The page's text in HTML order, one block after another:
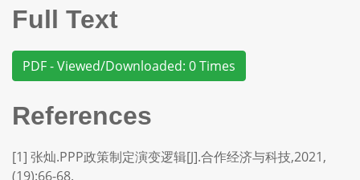
Full Text
PDF - Viewed/Downloaded: 0 Times
References
[1] 张灿.PPP政策制定演变逻辑[J].合作经济与科技,2021,
(19):66-68.